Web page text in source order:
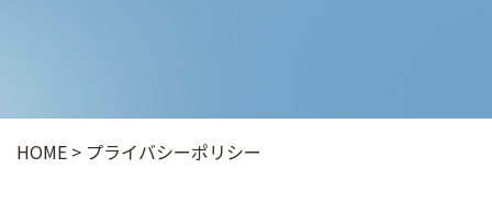
HOME > プライバシーポリシー